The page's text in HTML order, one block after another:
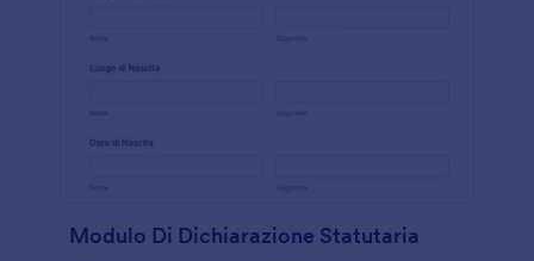
Modulo Di Dichiarazione Statutaria